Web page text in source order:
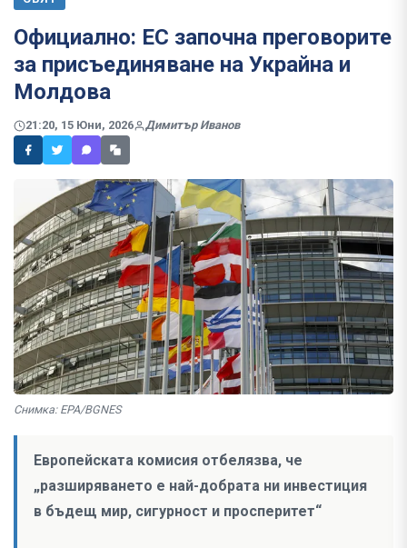
Официално: ЕС започна преговорите
за присъединяване на Украйна и
Молдова
21:20, 15 Юни, 2026 Димитър Иванов
Снимка: EPA/BGNES
Европейската комисия отбелязва, че
„разширяването е най-добрата ни инвестиция
в бъдещ мир, сигурност и просперитет“